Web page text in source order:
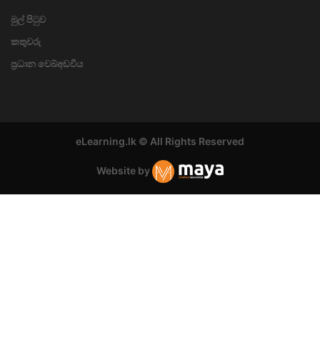
මුල් පිටුව
කතුවරු
ප්‍රධාන වෙබ්අඩවිය
eLearning.lk © All Rights Reserved
Website by